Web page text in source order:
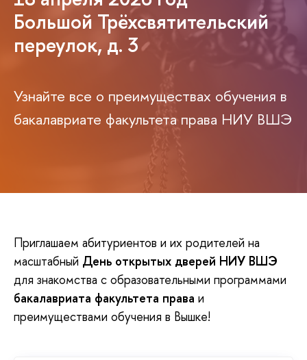
Большой Трёхсвятительский
переулок, д. 3
Узнайте все о преимуществах обучения в
бакалавриате факультета права НИУ ВШЭ
Приглашаем абитуриентов и их родителей на
масштабный День открытых дверей НИУ ВШЭ
для знакомства с образовательными программами
бакалавриата факультета права и
преимуществами обучения в Вышке!